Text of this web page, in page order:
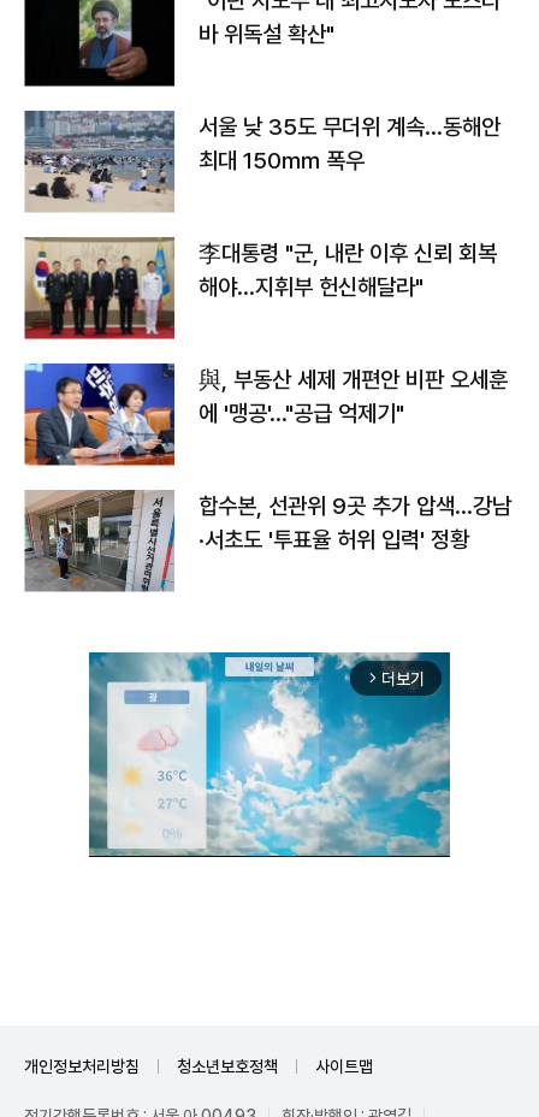
바 위독설 확산"
서울 낮 35도 무더위 계속…동해안
최대 150㎜ 폭우
李대통령 "군, 내란 이후 신뢰 회복
해야…지휘부 헌신해달라"
與, 부동산 세제 개편안 비판 오세훈
에 '맹공'…"공급 억제기"
합수본, 선관위 9곳 추가 압색…강남
·서초도 '투표율 허위 입력' 정황
arrow_forward_ios 더보기
개인정보처리방침 청소년보호정책 사이트맵